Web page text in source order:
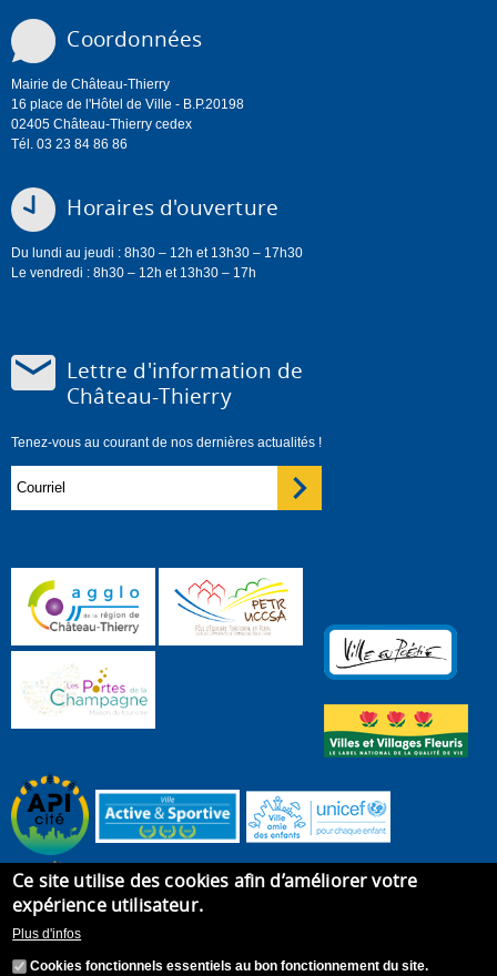
Coordonnées
Mairie de Château-Thierry
16 place de l'Hôtel de Ville - B.P.20198
02405 Château-Thierry cedex
Tél. 03 23 84 86 86
Horaires d'ouverture
Du lundi au jeudi : 8h30 – 12h et 13h30 – 17h30
Le vendredi : 8h30 – 12h et 13h30 – 17h
Lettre d'information de
Château-Thierry
Tenez-vous au courant de nos dernières actualités !
Ce site utilise des cookies afin d’améliorer votre
expérience utilisateur.
Plus d'infos
Cookies fonctionnels essentiels au bon fonctionnement du site.